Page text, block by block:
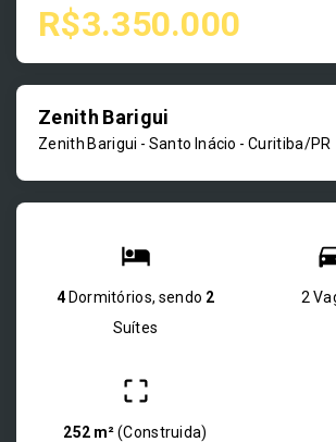
R$3.350.000
Zenith Barigui
Zenith Barigui - Santo Inácio - Curitiba/PR
4Dormitórios, sendo 2
Suítes
2
252 m²(Construida)